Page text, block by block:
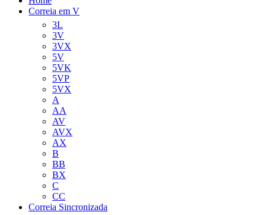
Correia em V
3L
3V
3VX
5V
5VK
5VP
5VX
A
AA
AV
AVX
AX
B
BB
BX
C
CC
Correia Sincronizada